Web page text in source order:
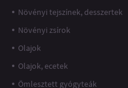
Növényi tejszínek, desszertek
Növényi zsírok
Olajok
Olajok, ecetek
Ömlesztett gyógyteák